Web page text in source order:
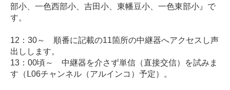
部小、一色西部小、吉田小、東幡豆小、一色東部小』で
す。
12：30～ 順番に記載の11箇所の中継器へアクセスし声
出しします。
13：00頃～ 中継器を介さず単信（直接交信）を試みま
す（Ⅼ06チャンネル（アルインコ）予定）。